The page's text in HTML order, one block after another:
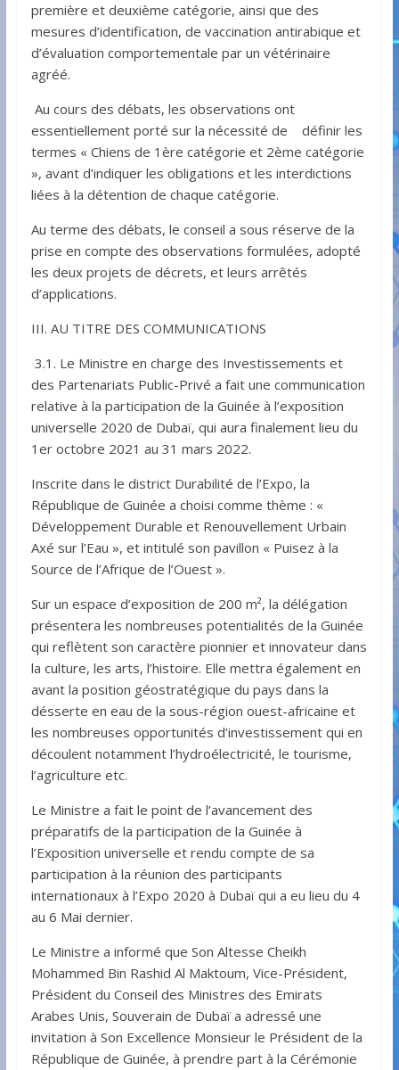
première et deuxième catégorie, ainsi que des
mesures d’identification, de vaccination antirabique et
d’évaluation comportementale par un vétérinaire
agréé.
Au cours des débats, les observations ont
essentiellement porté sur la nécessité de définir les
termes « Chiens de 1ère catégorie et 2ème catégorie
», avant d’indiquer les obligations et les interdictions
liées à la détention de chaque catégorie.
Au terme des débats, le conseil a sous réserve de la
prise en compte des observations formulées, adopté
les deux projets de décrets, et leurs arrêtés
d’applications.
III. AU TITRE DES COMMUNICATIONS
3.1. Le Ministre en charge des Investissements et
des Partenariats Public-Privé a fait une communication
relative à la participation de la Guinée à l’exposition
universelle 2020 de Dubaï, qui aura finalement lieu du
1er octobre 2021 au 31 mars 2022.
Inscrite dans le district Durabilité de l’Expo, la
République de Guinée a choisi comme thème : «
Développement Durable et Renouvellement Urbain
Axé sur l’Eau », et intitulé son pavillon « Puisez à la
Source de l’Afrique de l’Ouest ».
Sur un espace d’exposition de 200 m², la délégation
présentera les nombreuses potentialités de la Guinée
qui reflètent son caractère pionnier et innovateur dans
la culture, les arts, l’histoire. Elle mettra également en
avant la position géostratégique du pays dans la
désserte en eau de la sous-région ouest-africaine et
les nombreuses opportunités d’investissement qui en
découlent notamment l’hydroélectricité, le tourisme,
l’agriculture etc.
Le Ministre a fait le point de l’avancement des
préparatifs de la participation de la Guinée à
l’Exposition universelle et rendu compte de sa
participation à la réunion des participants
internationaux à l’Expo 2020 à Dubaï qui a eu lieu du 4
au 6 Mai dernier.
Le Ministre a informé que Son Altesse Cheikh
Mohammed Bin Rashid Al Maktoum, Vice-Président,
Président du Conseil des Ministres des Emirats
Arabes Unis, Souverain de Dubaï a adressé une
invitation à Son Excellence Monsieur le Président de la
République de Guinée, à prendre part à la Cérémonie